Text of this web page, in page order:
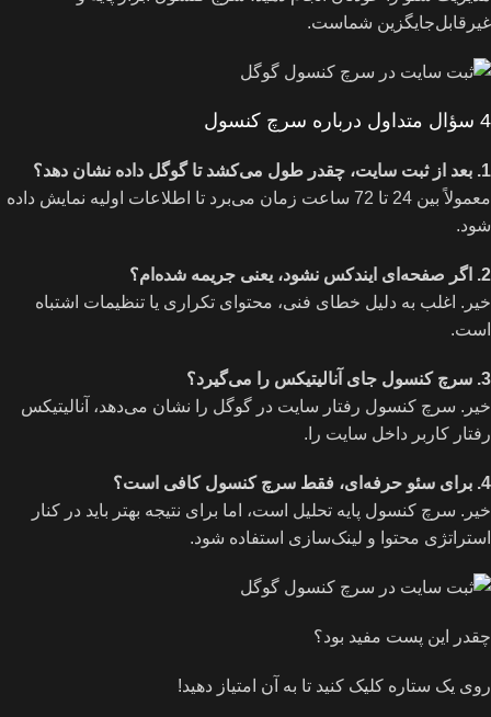
غیرقابل‌جایگزین شماست.
4 سؤال متداول درباره سرچ کنسول
1. بعد از ثبت سایت، چقدر طول می‌کشد تا گوگل داده نشان دهد؟
معمولاً بین 24 تا 72 ساعت زمان می‌برد تا اطلاعات اولیه نمایش داده
شود.
2. اگر صفحه‌ای ایندکس نشود، یعنی جریمه شده‌ام؟
خیر. اغلب به دلیل خطای فنی، محتوای تکراری یا تنظیمات اشتباه
است.
3. سرچ کنسول جای آنالیتیکس را می‌گیرد؟
خیر. سرچ کنسول رفتار سایت در گوگل را نشان می‌دهد، آنالیتیکس
رفتار کاربر داخل سایت را.
4. برای سئو حرفه‌ای، فقط سرچ کنسول کافی است؟
خیر. سرچ کنسول پایه تحلیل است، اما برای نتیجه بهتر باید در کنار
استراتژی محتوا و لینک‌سازی استفاده شود.
چقدر این پست مفید بود؟
روی یک ستاره کلیک کنید تا به آن امتیاز دهید!